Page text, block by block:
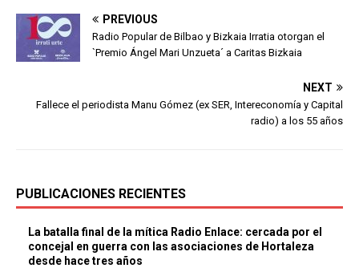
PREVIOUS
Radio Popular de Bilbao y Bizkaia Irratia otorgan el
`Premio Ángel Mari Unzueta´ a Caritas Bizkaia
NEXT
Fallece el periodista Manu Gómez (ex SER, Intereconomía y Capital
radio) a los 55 años
PUBLICACIONES RECIENTES
La batalla final de la mítica Radio Enlace: cercada por el
concejal en guerra con las asociaciones de Hortaleza
desde hace tres años